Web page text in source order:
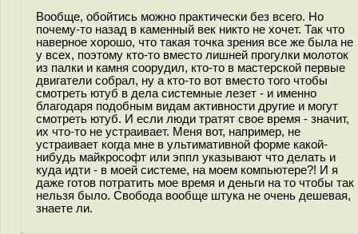
Вообще, обойтись можно практически без всего. Но
почему-то назад в каменный век никто не хочет. Так что
наверное хорошо, что такая точка зрения все же была не
у всех, поэтому кто-то вместо лишней прогулки молоток
из палки и камня соорудил, кто-то в мастерской первые
двигатели собрал, ну а кто-то вот вместо того чтобы
смотреть ютуб в дела системные лезет - и именно
благодаря подобным видам активности другие и могут
смотреть ютуб. И если люди тратят свое время - значит,
их что-то не устраивает. Меня вот, например, не
устраивает когда мне в ультимативной форме какой-
нибудь майкрософт или эппл указывают что делать и
куда идти - в моей системе, на моем компьютере?! И я
даже готов потратить мое время и деньги на то чтобы так
нельзя было. Свобода вообще штука не очень дешевая,
знаете ли.